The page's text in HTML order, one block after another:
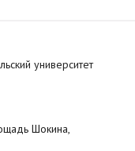
университет
Шокина,